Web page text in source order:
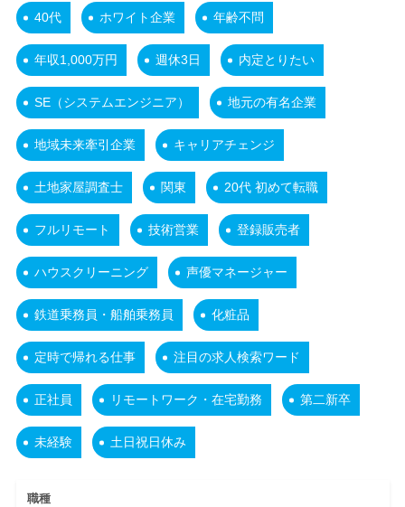
40代 ホワイト企業 年齢不問
年収1,000万円 週休3日 内定とりたい
SE（システムエンジニア） 地元の有名企業
地域未来牽引企業 キャリアチェンジ
土地家屋調査士 関東 20代 初めて転職
フルリモート 技術営業 登録販売者
ハウスクリーニング 声優マネージャー
鉄道乗務員・船舶乗務員 化粧品
定時で帰れる仕事 注目の求人検索ワード
正社員 リモートワーク・在宅勤務 第二新卒
未経験 土日祝日休み
職種